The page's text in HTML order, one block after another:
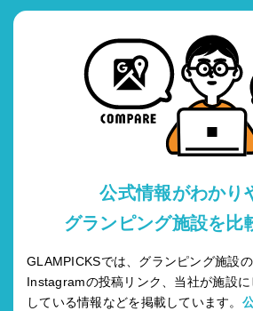
公式情報がわかり
グランピング施設を比
GLAMPICKSでは、グランピング施設
Instagramの投稿リンク、当社が施設
している情報などを掲載しています。